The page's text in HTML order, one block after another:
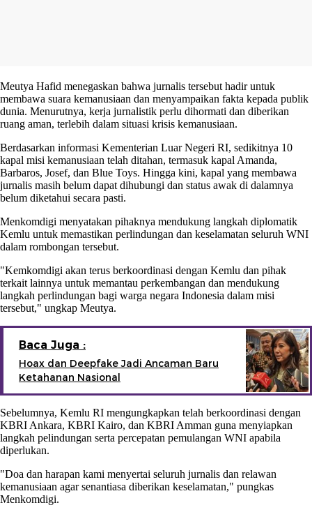
Meutya Hafid menegaskan bahwa jurnalis tersebut hadir untuk
membawa suara kemanusiaan dan menyampaikan fakta kepada publik
dunia. Menurutnya, kerja jurnalistik perlu dihormati dan diberikan
ruang aman, terlebih dalam situasi krisis kemanusiaan.
Berdasarkan informasi Kementerian Luar Negeri RI, sedikitnya 10
kapal misi kemanusiaan telah ditahan, termasuk kapal Amanda,
Barbaros, Josef, dan Blue Toys. Hingga kini, kapal yang membawa
jurnalis masih belum dapat dihubungi dan status awak di dalamnya
belum diketahui secara pasti.
Menkomdigi menyatakan pihaknya mendukung langkah diplomatik
Kemlu untuk memastikan perlindungan dan keselamatan seluruh WNI
dalam rombongan tersebut.
"Kemkomdigi akan terus berkoordinasi dengan Kemlu dan pihak
terkait lainnya untuk memantau perkembangan dan mendukung
langkah perlindungan bagi warga negara Indonesia dalam misi
tersebut," ungkap Meutya.
Baca Juga :
Hoax dan Deepfake Jadi Ancaman Baru
Ketahanan Nasional
Sebelumnya, Kemlu RI mengungkapkan telah berkoordinasi dengan
KBRI Ankara, KBRI Kairo, dan KBRI Amman guna menyiapkan
langkah pelindungan serta percepatan pemulangan WNI apabila
diperlukan.
"Doa dan harapan kami menyertai seluruh jurnalis dan relawan
kemanusiaan agar senantiasa diberikan keselamatan," pungkas
Menkomdigi.